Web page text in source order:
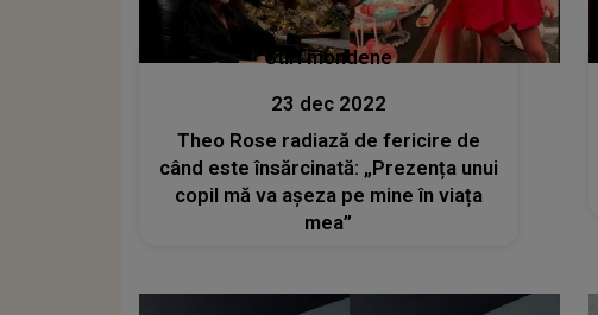
Stiri mondene
23 dec 2022
Theo Rose radiază de fericire de
când este însărcinată: „Prezența unui
copil mă va așeza pe mine în viața
mea”